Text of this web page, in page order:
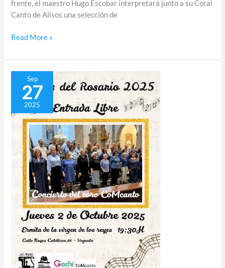
frente, el maestro Hugo Escobar interpretará junto a su Coral
Canto de Alisos una selección de
Read More »
Sep
27
2025
Comcanto
fiestas
Rosario
Vegueta